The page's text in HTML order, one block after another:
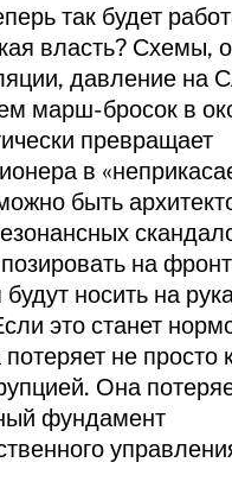
так будет
власть? Схемы,
давление на
марш-бросок в
превращает
в
быть
на
будут носить на
это станет
не просто
Она
фундамент